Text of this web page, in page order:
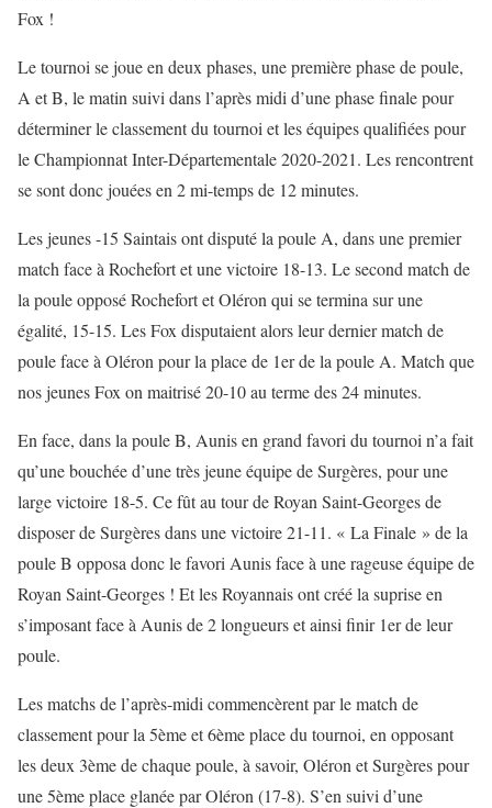
Fox !
Le tournoi se joue en deux phases, une première phase de poule,
A et B, le matin suivi dans l’après midi d’une phase finale pour
déterminer le classement du tournoi et les équipes qualifiées pour
le Championnat Inter-Départementale 2020-2021. Les rencontrent
se sont donc jouées en 2 mi-temps de 12 minutes.
Les jeunes -15 Saintais ont disputé la poule A, dans une premier
match face à Rochefort et une victoire 18-13. Le second match de
la poule opposé Rochefort et Oléron qui se termina sur une
égalité, 15-15. Les Fox disputaient alors leur dernier match de
poule face à Oléron pour la place de 1er de la poule A. Match que
nos jeunes Fox on maitrisé 20-10 au terme des 24 minutes.
En face, dans la poule B, Aunis en grand favori du tournoi n’a fait
qu’une bouchée d’une très jeune équipe de Surgères, pour une
large victoire 18-5. Ce fût au tour de Royan Saint-Georges de
disposer de Surgères dans une victoire 21-11. « La Finale » de la
poule B opposa donc le favori Aunis face à une rageuse équipe de
Royan Saint-Georges ! Et les Royannais ont créé la suprise en
s’imposant face à Aunis de 2 longueurs et ainsi finir 1er de leur
poule.
Les matchs de l’après-midi commencèrent par le match de
classement pour la 5ème et 6ème place du tournoi, en opposant
les deux 3ème de chaque poule, à savoir, Oléron et Surgères pour
une 5ème place glanée par Oléron (17-8). S’en suivi d’une